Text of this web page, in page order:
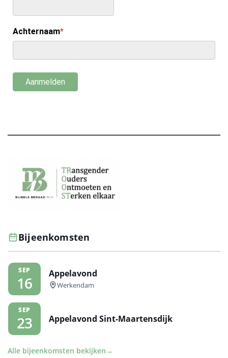
Bijeenkomsten
SEP
16
Appelavond
Werkendam
SEP
23 Appelavond Sint-Maartensdijk
Alle bijeenkomsten bekijken →